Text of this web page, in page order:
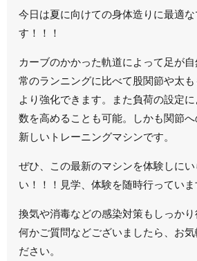
今日は夏に向けての身体造りに最適
す！！！
カーブのかかった軌道によって足が
常のランニングに比べて股関節や太
より強化できます。また負荷の設定
数を高めることも可能。しかも関節へ
新しいトレーニングマシンです。
ぜひ、この最新のマシンを体験しにい
い！！！見学、体験を随時行っていま
換気や消毒などの感染対策もしっかり
何かご質問などございましたら、お気
ださい。